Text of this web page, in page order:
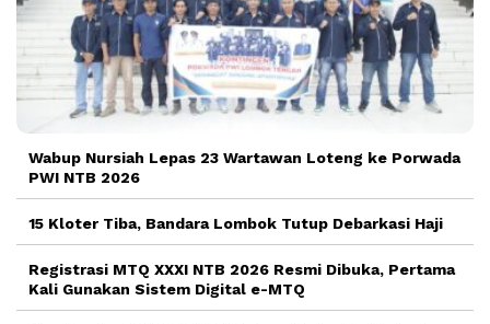
Wabup Nursiah Lepas 23 Wartawan Loteng ke Porwada
PWI NTB 2026
15 Kloter Tiba, Bandara Lombok Tutup Debarkasi Haji
Registrasi MTQ XXXI NTB 2026 Resmi Dibuka, Pertama
Kali Gunakan Sistem Digital e-MTQ